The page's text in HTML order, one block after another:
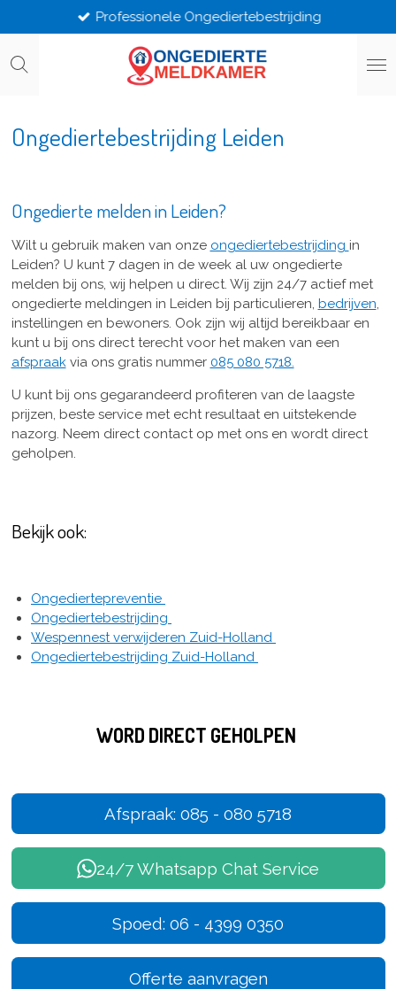
direct
naar
Professionele Ongediertebestrijding
Ongediertebestrijding Leiden
Ongedierte melden in Leiden?
Wilt u gebruik maken van onze ongediertebestrijding in
Leiden? U kunt 7 dagen in de week al uw ongedierte
melden bij ons, wij helpen u direct. Wij zijn 24/7 actief met
ongedierte meldingen in Leiden bij particulieren, bedrijven,
instellingen en bewoners. Ook zijn wij altijd bereikbaar en
kunt u bij ons direct terecht voor het maken van een
afspraakvia ons gratis nummer 085 080 5718.
U kunt bij ons gegarandeerd profiteren van de laagste
prijzen, beste service met echt resultaat en uitstekende
nazorg. Neem direct contact op met ons en wordt direct
geholpen.
Bekijk ook:
Ongediertepreventie
Ongediertebestrijding
Wespennest verwijderen Zuid-Holland
Ongediertebestrijding Zuid-Holland
WORD DIRECT GEHOLPEN
Afspraak: 085 - 080 5718
24/7 Whatsapp Chat Service
Spoed: 06 - 4399 0350
Offerte aanvragen